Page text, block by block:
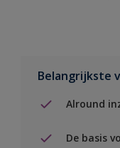
Belangrijkste
Alround
De basis